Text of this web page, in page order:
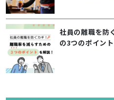
社員の離職を防
の3つのポイン